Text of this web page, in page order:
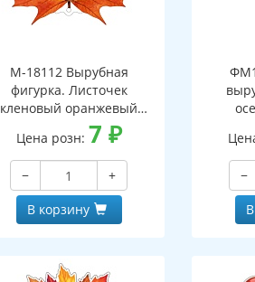
М-18112 Вырубная
фигурка. Листочек
кленовый оранжевый
(двухсторонняя, ВД-лак)
Цена розн: 7 ₽
−
+
В корзину
−